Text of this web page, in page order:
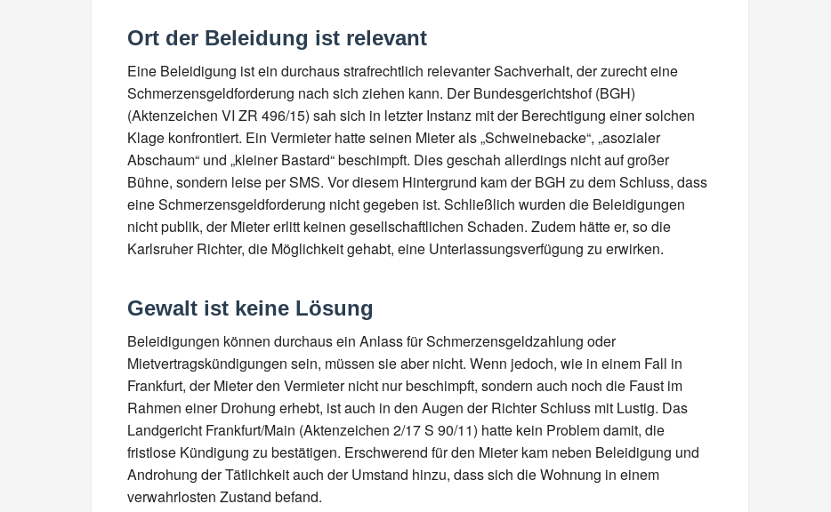
Ort der Beleidung ist relevant
Eine Beleidigung ist ein durchaus strafrechtlich relevanter Sachverhalt, der zurecht eine
Schmerzensgeldforderung nach sich ziehen kann. Der Bundesgerichtshof (BGH)
(Aktenzeichen VI ZR 496/15) sah sich in letzter Instanz mit der Berechtigung einer solchen
Klage konfrontiert. Ein Vermieter hatte seinen Mieter als „Schweinebacke“, „asozialer
Abschaum“ und „kleiner Bastard“ beschimpft. Dies geschah allerdings nicht auf großer
Bühne, sondern leise per SMS. Vor diesem Hintergrund kam der BGH zu dem Schluss, dass
eine Schmerzensgeldforderung nicht gegeben ist. Schließlich wurden die Beleidigungen
nicht publik, der Mieter erlitt keinen gesellschaftlichen Schaden. Zudem hätte er, so die
Karlsruher Richter, die Möglichkeit gehabt, eine Unterlassungsverfügung zu erwirken.
Gewalt ist keine Lösung
Beleidigungen können durchaus ein Anlass für Schmerzensgeldzahlung oder
Mietvertragskündigungen sein, müssen sie aber nicht. Wenn jedoch, wie in einem Fall in
Frankfurt, der Mieter den Vermieter nicht nur beschimpft, sondern auch noch die Faust im
Rahmen einer Drohung erhebt, ist auch in den Augen der Richter Schluss mit Lustig. Das
Landgericht Frankfurt/Main (Aktenzeichen 2/17 S 90/11) hatte kein Problem damit, die
fristlose Kündigung zu bestätigen. Erschwerend für den Mieter kam neben Beleidigung und
Androhung der Tätlichkeit auch der Umstand hinzu, dass sich die Wohnung in einem
verwahrlosten Zustand befand.